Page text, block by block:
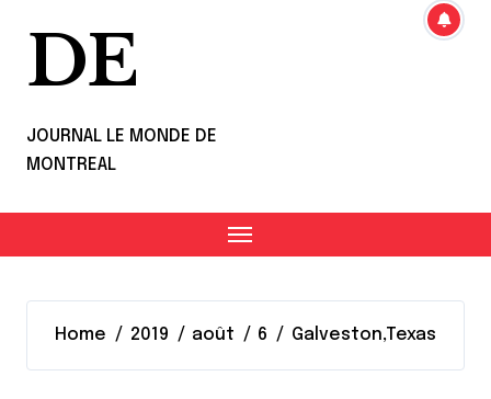
DE
JOURNAL LE MONDE DE
MONTREAL
Home 2019 août 6 Galveston,Texas